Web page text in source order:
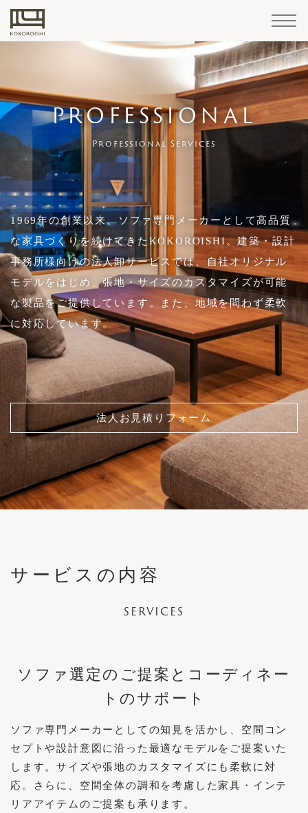
Sofa
STANDARD
LINE
CUSTOM-
MADE
CHOOSING
A
SOFA
How
to
Order
Materials
LEATHER
FABRIC
Structure
Accessories
Maintenance
Goods
KOKOROISHI's
Craftsmanship
About
KOKOROISHI
CompanyPARTNER
Recruitment
Cover
replacement
repairs
How
to
Professional
Services
Retailers
Stores
Case
Cases
Recruitment
Products
Sofa
STANDARD LINE
CUSTOM-MADE LINE
CHOOSING A SOFA
How to Order
Materials
LEATHER
FABRIC
Structure
Accessories / Maintenance Goods
Corporate Summary
KOKOROISHI's Craftsmanship
About KOKOROISHI
Company Operations
PARTNER COMPANIES
Recruitment
Customer Support
Cover replacement / repairs
How to maintain
Professional Services
3rd Party Retailers
Retailers
Brand Stores
Reserve Your Visit
Case Studies
Case Studies
Maintenance Cases
Custom Made Sofas
Sample
News
Recruitment
Enquiries
Login
PROFESSIONAL
Professional Services
1969年の創業以来、ソファ専門メーカーとして高品質
な家具づくりを続けてきたKOKOROISHI。建築・設計
事務所様向けの法人卸サービスでは、自社オリジナル
モデルをはじめ、張地・サイズのカスタマイズが可能
な製品をご提供しています。また、地域を問わず柔軟
に対応しています。
法人お見積りフォーム
サービスの内容
SERVICES
ソファ選定のご提案とコーディネー
トのサポート
ソファ専門メーカーとしての知見を活かし、空間コン
セプトや設計意図に沿った最適なモデルをご提案いた
します。サイズや張地のカスタマイズにも柔軟に対
応。さらに、空間全体の調和を考慮した家具・インテ
リアアイテムのご提案も承ります。